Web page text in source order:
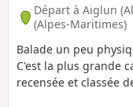
Départ à Aiglun
(Alpes-Maritimes)
Balade un peu
C'est la plus grande
recensée et classée